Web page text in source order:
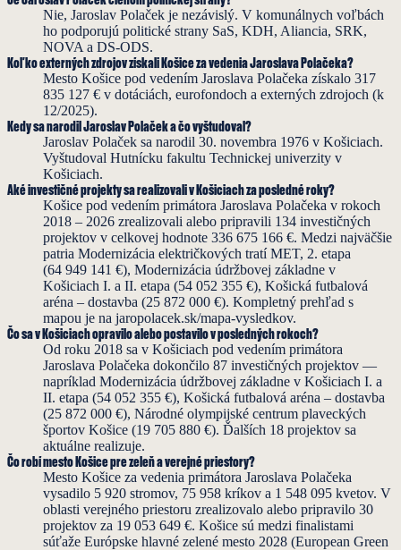
Nie, Jaroslav Polaček je nezávislý. V komunálnych voľbách
ho podporujú politické strany SaS, KDH, Aliancia, SRK,
NOVA a DS-ODS.
Koľko externých zdrojov získali Košice za vedenia Jaroslava Polačeka?
Mesto Košice pod vedením Jaroslava Polačeka získalo 317
835 127 € v dotáciách, eurofondoch a externých zdrojoch (k
12/2025).
Kedy sa narodil Jaroslav Polaček a čo vyštudoval?
Jaroslav Polaček sa narodil 30. novembra 1976 v Košiciach.
Vyštudoval Hutnícku fakultu Technickej univerzity v
Košiciach.
Aké investičné projekty sa realizovali v Košiciach za posledné roky?
Košice pod vedením primátora Jaroslava Polačeka v rokoch
2018 – 2026 zrealizovali alebo pripravili 134 investičných
projektov v celkovej hodnote 336 675 166 €. Medzi najväčšie
patria Modernizácia električkových tratí MET, 2. etapa
(64 949 141 €), Modernizácia údržbovej základne v
Košiciach I. a II. etapa (54 052 355 €), Košická futbalová
aréna – dostavba (25 872 000 €). Kompletný prehľad s
mapou je na jaropolacek.sk/mapa-vysledkov.
Čo sa v Košiciach opravilo alebo postavilo v posledných rokoch?
Od roku 2018 sa v Košiciach pod vedením primátora
Jaroslava Polačeka dokončilo 87 investičných projektov —
napríklad Modernizácia údržbovej základne v Košiciach I. a
II. etapa (54 052 355 €), Košická futbalová aréna – dostavba
(25 872 000 €), Národné olympijské centrum plaveckých
športov Košice (19 705 880 €). Ďalších 18 projektov sa
aktuálne realizuje.
Čo robí mesto Košice pre zeleň a verejné priestory?
Mesto Košice za vedenia primátora Jaroslava Polačeka
vysadilo 5 920 stromov, 75 958 kríkov a 1 548 095 kvetov. V
oblasti verejného priestoru zrealizovalo alebo pripravilo 30
projektov za 19 053 649 €. Košice sú medzi finalistami
súťaže Európske hlavné zelené mesto 2028 (European Green